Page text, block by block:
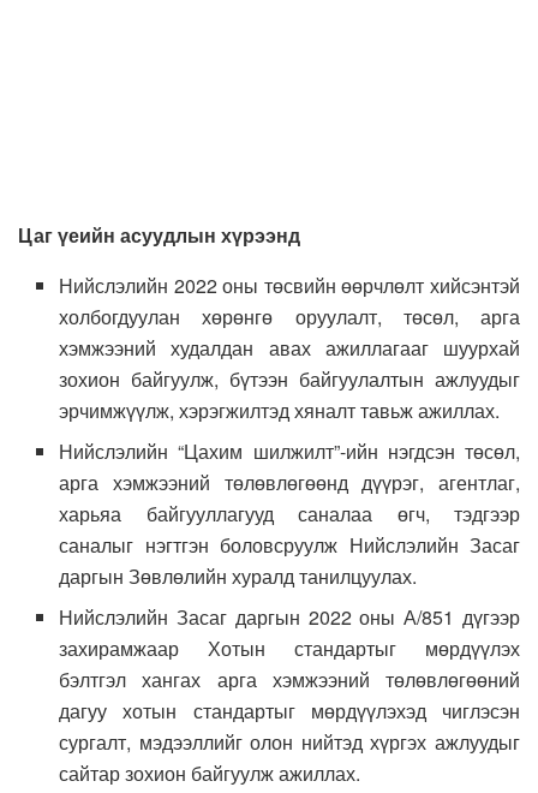
Цаг үеийн асуудлын хүрээнд
Нийслэлийн 2022 оны төсвийн өөрчлөлт хийсэнтэй
холбогдуулан хөрөнгө оруулалт, төсөл, арга
хэмжээний худалдан авах ажиллагааг шуурхай
зохион байгуулж, бүтээн байгуулалтын ажлуудыг
эрчимжүүлж, хэрэгжилтэд хяналт тавьж ажиллах.
Нийслэлийн “Цахим шилжилт”-ийн нэгдсэн төсөл,
арга хэмжээний төлөвлөгөөнд дүүрэг, агентлаг,
харьяа байгууллагууд саналаа өгч, тэдгээр
саналыг нэгтгэн боловсруулж Нийслэлийн Засаг
даргын Зөвлөлийн хуралд танилцуулах.
Нийслэлийн Засаг даргын 2022 оны А/851 дүгээр
захирамжаар Хотын стандартыг мөрдүүлэх
бэлтгэл хангах арга хэмжээний төлөвлөгөөний
дагуу хотын стандартыг мөрдүүлэхэд чиглэсэн
сургалт, мэдээллийг олон нийтэд хүргэх ажлуудыг
сайтар зохион байгуулж ажиллах.